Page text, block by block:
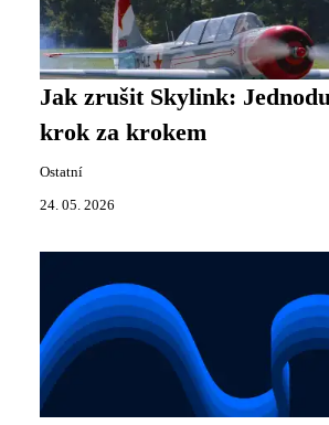
Jak zrušit Skylink:
krok za krokem
Ostatní
24. 05. 2026